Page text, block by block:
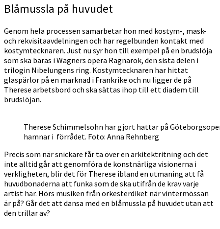
Blåmussla på huvudet
Genom hela processen samarbetar hon med kostym-, mask-
och rekvisitaavdelningen och har regelbunden kontakt med
kostymtecknaren. Just nu syr hon till exempel på en brudslöja
som ska bäras i Wagners opera Ragnarök, den sista delen i
trilogin Nibelungens ring. Kostymtecknaren har hittat
glaspärlor på en marknad i Frankrike och nu ligger de på
Therese arbetsbord och ska sättas ihop till ett diadem till
brudslöjan.
Therese Schimmelsohn har gjort hattar på
hamnar i förrådet. Foto: Anna Rehnberg
Precis som när snickare får ta över en arkitektritning och det
inte alltid går att genomföra de konstnärliga visionerna i
verkligheten, blir det för Therese ibland en utmaning att få
huvudbonaderna att funka som de ska utifrån de krav varje
artist har. Hörs musiken från orkesterdiket när vintermössan
är på? Går det att dansa med en blåmussla på huvudet utan att
den trillar av?